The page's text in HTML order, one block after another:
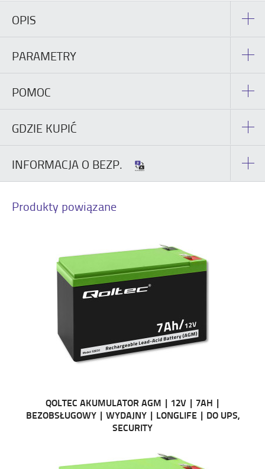
OPIS
PARAMETRY
POMOC
GDZIE KUPIĆ
INFORMACJA O BEZP.
Produkty powiązane
QOLTEC AKUMULATOR AGM | 12V | 7AH |
BEZOBSŁUGOWY | WYDAJNY | LONGLIFE | DO UPS,
SECURITY